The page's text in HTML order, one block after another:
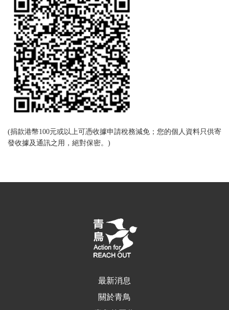
(捐款港幣100元或以上可憑收據申請稅務減免；您的個人資料只供寄
發收據及通訊之用，絕對保密。)
最新消息
關於青鳥